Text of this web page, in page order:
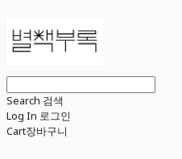
Search 검색
Log In 로그인
Cart장바구니